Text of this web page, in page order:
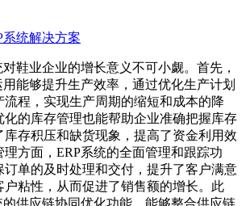
系统解决方案
对鞋业企业的增长意义不可小觑。首先，
用能够提升生产效率，通过优化生产计划
流程，实现生产周期的缩短和成本的降
化的库存管理也能帮助企业准确把握库存
库存积压和缺货现象，提高了资金利用效
理方面，ERP系统的全面管理和跟踪功
订单的及时处理和交付，提升了客户满意
户粘性，从而促进了销售额的增长。此
的供应链协同优化功能，能够整合供应链